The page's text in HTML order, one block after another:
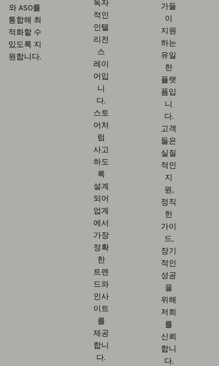
와 ASO를
통합해 최
적화할 수
있도록 지
원합니다.
독자
적인
인텔
리전
스
레이
어입
니
다.
스토
어처
럼
사고
하도
록
설계
되어
업계
에서
가장
정확
한
트렌
드와
인사
이트
를
제공
합니
다.
가들
이
지원
하는
유일
한
플랫
폼입
니
다.
고객
들은
실질
적인
지
원,
정직
한
가이
드,
장기
적인
성공
을
위해
저희
를
신뢰
합니
다.